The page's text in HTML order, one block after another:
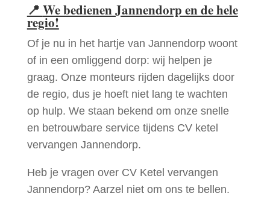
📍 We bedienen Jannendorp en de hele
regio!
Of je nu in het hartje van Jannendorp woont
of in een omliggend dorp: wij helpen je
graag. Onze monteurs rijden dagelijks door
de regio, dus je hoeft niet lang te wachten
op hulp. We staan bekend om onze snelle
en betrouwbare service tijdens CV ketel
vervangen Jannendorp.
Heb je vragen over CV Ketel vervangen
Jannendorp? Aarzel niet om ons te bellen.